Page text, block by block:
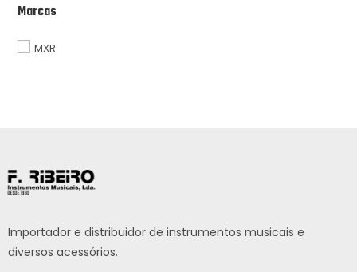
Marcas
MXR
Importador e distribuidor de instrumentos musicais e
diversos acessórios.